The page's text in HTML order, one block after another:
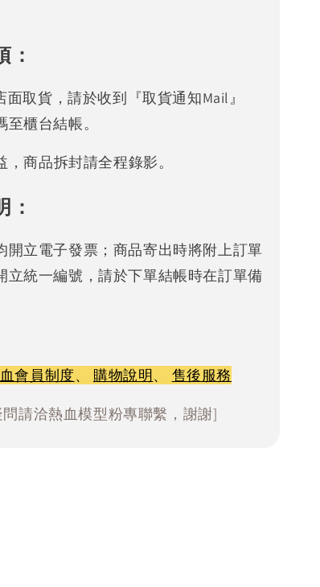
：
取貨，請於收到『取貨通知Mail』
櫃台結帳。
商品拆封請全程錄影。
：
開立電子發票；商品寄出時將附上訂單
立統一編號，請於下單結帳時在訂單備
會員制度、 購物說明、 售後服務
請洽熱血模型粉專聯繫，謝謝]